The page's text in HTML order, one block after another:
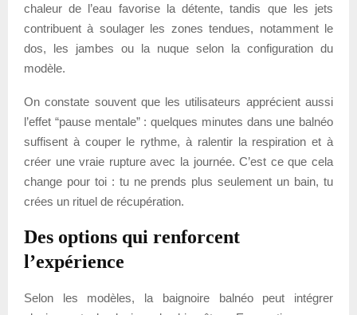
chaleur de l’eau favorise la détente, tandis que les jets
contribuent à soulager les zones tendues, notamment le
dos, les jambes ou la nuque selon la configuration du
modèle.
On constate souvent que les utilisateurs apprécient aussi
l’effet “pause mentale” : quelques minutes dans une balnéo
suffisent à couper le rythme, à ralentir la respiration et à
créer une vraie rupture avec la journée. C’est ce que cela
change pour toi : tu ne prends plus seulement un bain, tu
crées un rituel de récupération.
Des options qui renforcent
l’expérience
Selon les modèles, la baignoire balnéo peut intégrer